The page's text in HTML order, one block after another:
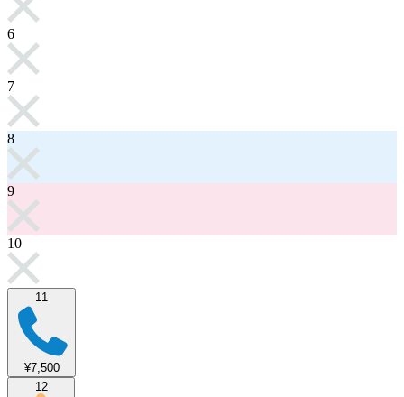
6
7
8
9
10
11
¥7,500
12